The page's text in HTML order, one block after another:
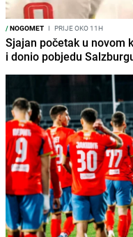
/NOGOMET I PRIJE OKO 11H
Sjajan početak u novom
i donio pobjedu